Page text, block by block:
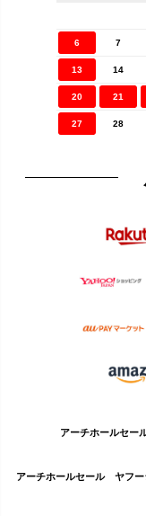
6 7
13 14
20 21
27 28
アーチホールセ
アーチホールセール ヤフー